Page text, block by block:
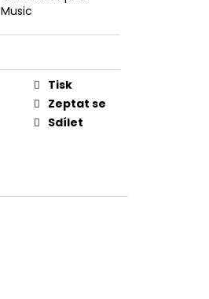
Music
Tisk
Zeptat se
Sdílet